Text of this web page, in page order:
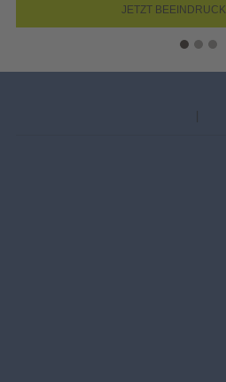
JETZT BEEINDRUCKEN